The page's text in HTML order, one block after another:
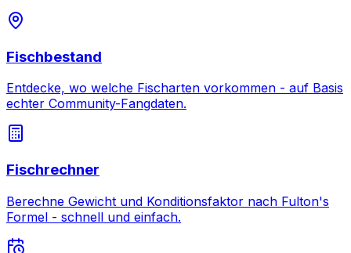
Fischbestand
Entdecke, wo welche Fischarten vorkommen - auf Basis
echter Community-Fangdaten.
Fischrechner
Berechne Gewicht und Konditionsfaktor nach Fulton's
Formel - schnell und einfach.